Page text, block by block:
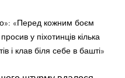
«Перед кожним боєм
у піхотинців кілька
і клав біля себе в башті»